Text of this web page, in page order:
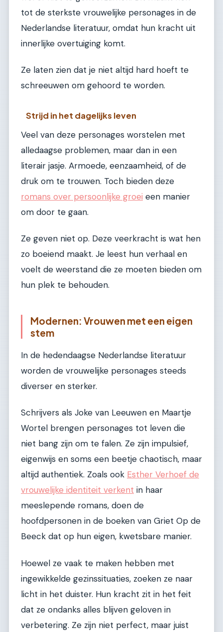
tot de sterkste vrouwelijke personages in de
Nederlandse literatuur, omdat hun kracht uit
innerlijke overtuiging komt.
Ze laten zien dat je niet altijd hard hoeft te
schreeuwen om gehoord te worden.
Strijd in het dagelijks leven
Veel van deze personages worstelen met
alledaagse problemen, maar dan in een
literair jasje. Armoede, eenzaamheid, of de
druk om te trouwen. Toch bieden deze
romans over persoonlijke groei een manier
om door te gaan.
Ze geven niet op. Deze veerkracht is wat hen
zo boeiend maakt. Je leest hun verhaal en
voelt de weerstand die ze moeten bieden om
hun plek te behouden.
Modernen: Vrouwen met een eigen
stem
In de hedendaagse Nederlandse literatuur
worden de vrouwelijke personages steeds
diverser en sterker.
Schrijvers als Joke van Leeuwen en Maartje
Wortel brengen personages tot leven die
niet bang zijn om te falen. Ze zijn impulsief,
eigenwijs en soms een beetje chaotisch, maar
altijd authentiek. Zoals ook Esther Verhoef de
vrouwelijke identiteit verkent in haar
meeslepende romans, doen de
hoofdpersonen in de boeken van Griet Op de
Beeck dat op hun eigen, kwetsbare manier.
Hoewel ze vaak te maken hebben met
ingewikkelde gezinssituaties, zoeken ze naar
licht in het duister. Hun kracht zit in het feit
dat ze ondanks alles blijven geloven in
verbetering. Ze zijn niet perfect, maar juist